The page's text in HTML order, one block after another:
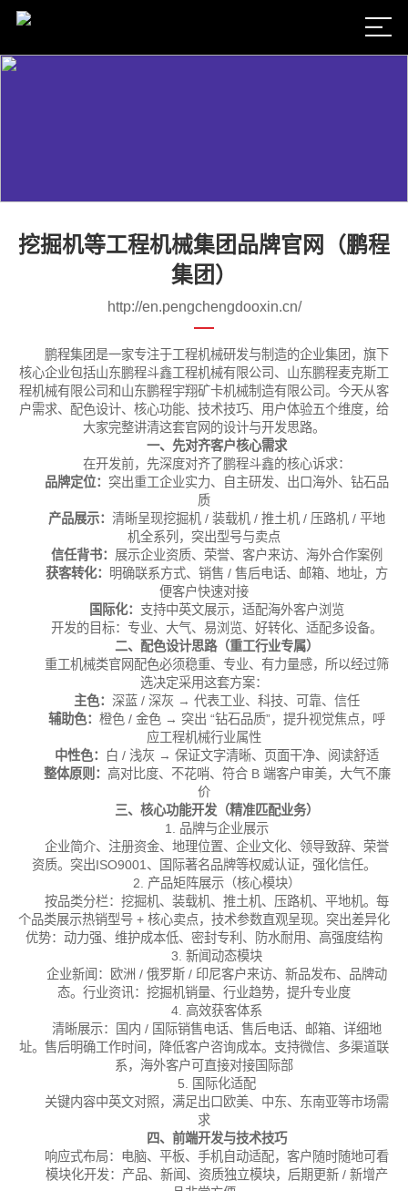
挖掘机等工程机械集团品牌官网（鹏程
集团）
http://en.pengchengdooxin.cn/
鹏程集团是一家专注于工程机械研发与制造的企业集团，旗下
核心企业包括山东鹏程斗鑫工程机械有限公司、山东鹏程麦克斯工
程机械有限公司和山东鹏程宇翔矿卡机械制造有限公司。今天从客
户需求、配色设计、核心功能、技术技巧、用户体验五个维度，给
大家完整讲清这套官网的设计与开发思路。
一、先对齐客户核心需求
在开发前，先深度对齐了鹏程斗鑫的核心诉求：
品牌定位：突出重工企业实力、自主研发、出口海外、钻石品
质
产品展示：清晰呈现挖掘机 / 装载机 / 推土机 / 压路机 / 平地
机全系列，突出型号与卖点
信任背书： 展示企业资质、荣誉、客户来访、海外合作案例
获客转化： 明确联系方式、销售 / 售后电话、邮箱、地址，方
便客户快速对接
国际化： 支持中英文展示，适配海外客户浏览
开发的目标：专业、大气、易浏览、好转化、适配多设备。
二、配色设计思路（重工行业专属）
重工机械类官网配色必须稳重、专业、有力量感，所以经过筛
选决定采用这套方案：
主色：深蓝 / 深灰 → 代表工业、科技、可靠、信任
辅助色：橙色 / 金色 → 突出 “钻石品质”，提升视觉焦点，呼
应工程机械行业属性
中性色：
白 / 浅灰 → 保证文字清晰、页面干净、阅读舒适
整体原则： 高对比度、不花哨、符合 B 端客户审美，大气不廉
价
三、核心功能开发（精准匹配业务）
1. 品牌与企业展示
企业简介、注册资金、地理位置、企业文化、领导致辞、荣誉
资质。 突出ISO9001、国际著名品牌等权威认证，强化信任。
2. 产品矩阵展示（核心模块）
按品类分栏：挖掘机、装载机、推土机、压路机、平地机。每
个品类展示热销型号 + 核心卖点，技术参数直观呈现。 突出差异化
优势：动力强、维护成本低、密封专利、防水耐用、高强度结构
3. 新闻动态模块
企业新闻：欧洲 / 俄罗斯 / 印尼客户来访、新品发布、品牌动
态。 行业资讯：挖掘机销量、行业趋势，提升专业度
4. 高效获客体系
清晰展示：国内 / 国际销售电话、售后电话、邮箱、详细地
址。 售后明确工作时间，降低客户咨询成本。 支持微信、多渠道联
系，海外客户可直接对接国际部
5. 国际化适配
关键内容中英文对照，满足出口欧美、中东、东南亚等市场需
求
四、前端开发与技术技巧
响应式布局：电脑、平板、手机自动适配，客户随时随地可看
模块化开发：产品、新闻、资质独立模块，后期更新 / 新增产